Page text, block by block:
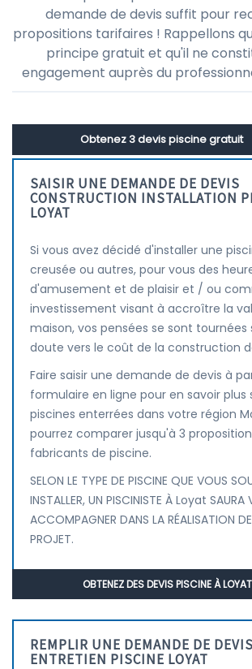
demande de devis suffit pour
propositions tarifaires ! Rappellons
principe gratuit et qu'il ne
engagement auprès du
Obtenez 3 devis piscine gratuit
SAISIR UNE DEMANDE DE DEVIS
CONSTRUCTION INSTALLATION
LOYAT
Si vous avez décidé d'installer une
creusée ou autres, pour vous des
d'amusement et de plaisir et / ou
investissement visant à accroître la
maison, vos pensées se sont tournées
doute vers le coût de la construction
Faire saisir une demande de devis à
formulaire en ligne pour en savoir plus
piscines enterrées dans votre région
pourrez comparer jusqu'à 3
fabricants de piscine.
SELON LE TYPE DE PISCINE QUE VOUS
INSTALLER, UN PISCINISTE À Loyat SAURA
ACCOMPAGNER DANS LA RÉALISATION
PROJET.
OBTENEZ DES DEVIS PISCINE À LOYAT
REMPLIR UNE DEMANDE DE DEVIS
ENTRETIEN PISCINE LOYAT